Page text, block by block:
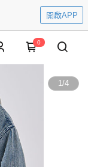
開啟APP
0
1/4